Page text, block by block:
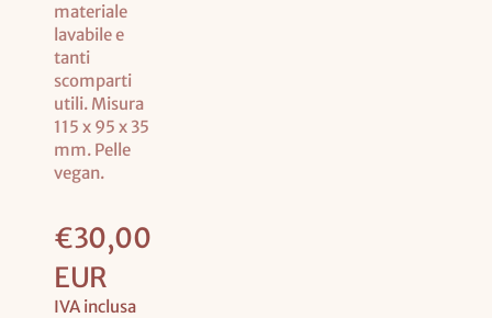
materiale
lavabile e
tanti
scomparti
utili. Misura
115 x 95 x 35
mm. Pelle
vegan.
Prezzo
base
€30,00
EUR
IVA inclusa